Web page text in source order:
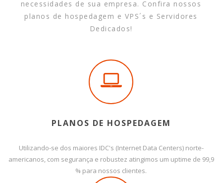
necessidades de sua empresa. Confira nossos
planos de hospedagem e VPS´s e Servidores
Dedicados!
PLANOS DE HOSPEDAGEM
Utilizando-se dos maiores IDC's (Internet Data Centers) norte-
americanos, com segurança e robustez atingimos um uptime de 99,9
% para nossos clientes.